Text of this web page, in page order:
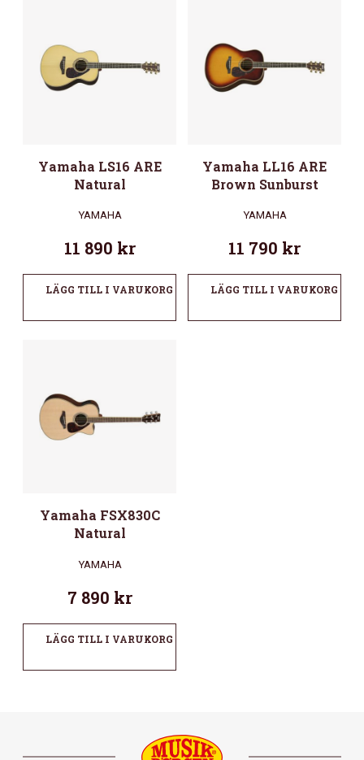
Yamaha LS16 ARE
Natural
YAMAHA
11 890 kr
LÄGG TILL I VARUKORG
Yamaha LL16 ARE
Brown Sunburst
YAMAHA
11 790 kr
LÄGG TILL I VARUKORG
Yamaha FSX830C
Natural
YAMAHA
7 890 kr
LÄGG TILL I VARUKORG